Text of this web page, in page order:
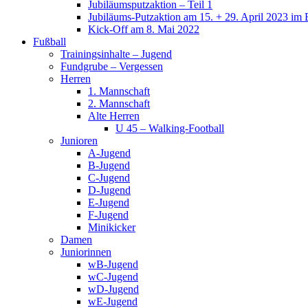
Jubiläumsputzaktion – Teil 1
Jubiläums-Putzaktion am 15. + 29. April 2023 im
Kick-Off am 8. Mai 2022
Fußball
Trainingsinhalte – Jugend
Fundgrube – Vergessen
Herren
1. Mannschaft
2. Mannschaft
Alte Herren
U 45 – Walking-Football
Junioren
A-Jugend
B-Jugend
C-Jugend
D-Jugend
E-Jugend
F-Jugend
Minikicker
Damen
Juniorinnen
wB-Jugend
wC-Jugend
wD-Jugend
wE-Jugend